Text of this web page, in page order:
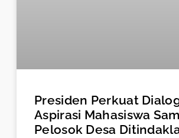
Presiden Perkuat
Aspirasi Mahasiswa
Pelosok Desa